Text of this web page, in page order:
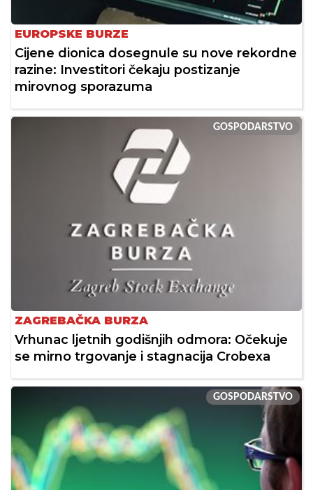
EUROPSKE BURZE
Cijene dionica dosegnule su nove rekordne
razine: Investitori čekaju postizanje
mirovnog sporazuma
GOSPODARSTVO
ZAGREBAČKA BURZA
Vrhunac ljetnih godišnjih odmora: Očekuje
se mirno trgovanje i stagnacija Crobexa
GOSPODARSTVO